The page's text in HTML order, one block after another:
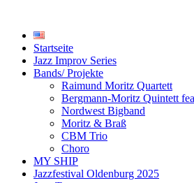
Startseite
Jazz Improv Series
Bands/ Projekte
Raimund Moritz Quartett
Bergmann-Moritz Quintett
Nordwest Bigband
Moritz & Braß
CBM Trio
Choro
MY SHIP
Jazzfestival Oldenburg 2025